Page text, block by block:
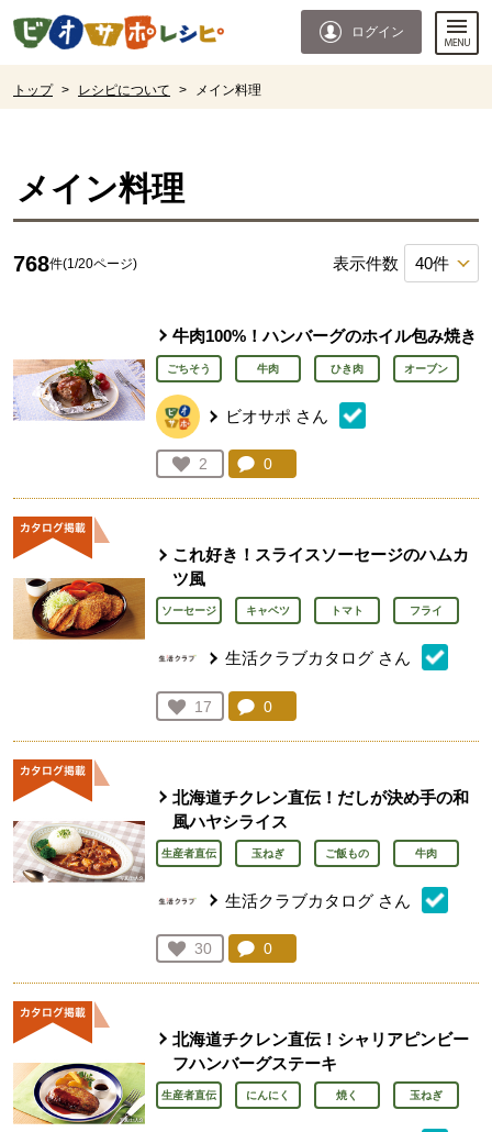
ページの先頭です。
ログイン
トップ > レシピについて > メイン料理
メイン料理
768件(1/20ページ) 表示件数
牛肉100%！ハンバーグのホイル包み焼き
ごちそう 牛肉 ひき肉 オーブン
ビオサポ さん
お気に入り登録：
2
人が登録
コメント：
0
これ好き！スライスソーセージのハムカ
ツ風
ソーセージ キャベツ トマト フライ
生活クラブカタログ さん
お気に入り登録：
17
人が登録
コメント：
0
北海道チクレン直伝！だしが決め手の和
風ハヤシライス
生産者直伝 玉ねぎ ご飯もの 牛肉
生活クラブカタログ さん
お気に入り登録：
30
人が登録
コメント：
0
北海道チクレン直伝！シャリアピンビー
フハンバーグステーキ
生産者直伝 にんにく 焼く 玉ねぎ